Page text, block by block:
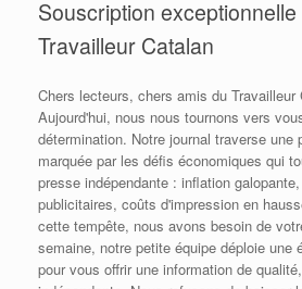
Souscription
Travailleur Catalan
Chers lecteurs, chers amis du Travailleur
Aujourd'hui, nous nous tournons vers
détermination. Notre journal traverse une
marquée par les défis économiques qui
presse indépendante : inflation
publicitaires, coûts d'impression en
cette tempête, nous avons besoin de
semaine, notre petite équipe déploie une
pour vous offrir une information de